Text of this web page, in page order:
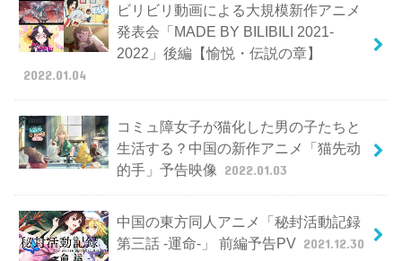
ビリビリ動画による大規模新作アニメ
発表会「MADE BY BILIBILI 2021-
2022」後編【愉悦・伝説の章】
2022.01.04
コミュ障女子が猫化した男の子たちと
生活する？中国の新作アニメ「猫先动
的手」予告映像
2022.01.03
中国の東方同人アニメ「秘封活動記録
第三話 -運命-」 前編予告PV 2021.12.30